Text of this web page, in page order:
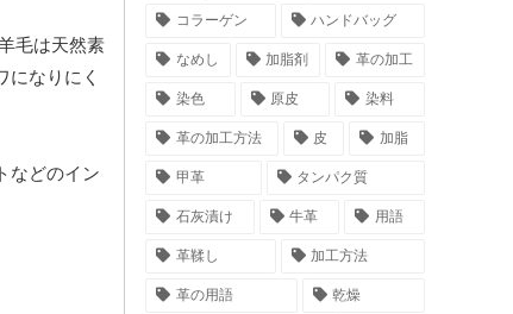
毛は天然素
になりにく
などのイン
コラーゲン ハンドバッグ
なめし 加脂剤 革の加工
染色 原皮 染料
革の加工方法 皮 加脂
甲革 タンパク質
石灰漬け 牛革 用語
革鞣し 加工方法
革の用語 乾燥